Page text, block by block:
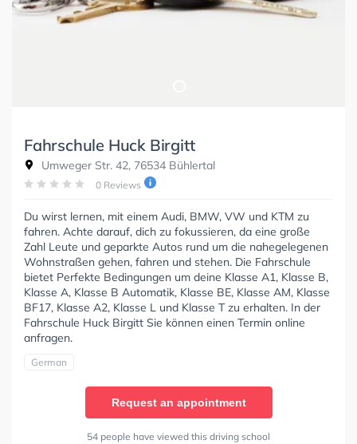
Fahrschule Huck Birgitt
Umweger Str. 42, 76534 Bühlertal
0 Reviews
Du wirst lernen, mit einem Audi, BMW, VW und KTM zu
fahren. Achte darauf, dich zu fokussieren, da eine große
Zahl Leute und geparkte Autos rund um die nahegelegenen
Wohnstraßen gehen, fahren und stehen. Die Fahrschule
bietet Perfekte Bedingungen um deine Klasse A1, Klasse B,
Klasse A, Klasse B Automatik, Klasse BE, Klasse AM, Klasse
BF17, Klasse A2, Klasse L und Klasse T zu erhalten. In der
Fahrschule Huck Birgitt Sie können einen Termin online
anfragen.
German
Request an appointment
54 people have viewed this driving school